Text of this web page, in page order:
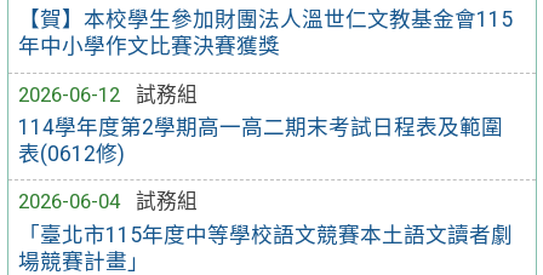
【賀】本校學生參加財團法人溫世仁文教基金會115
年中小學作文比賽決賽獲獎
2026-06-12
試務組
114學年度第2學期高一高二期末考試日程表及範圍
表(0612修)
2026-06-04
試務組
「臺北市115年度中等學校語文競賽本土語文讀者劇
場競賽計畫」